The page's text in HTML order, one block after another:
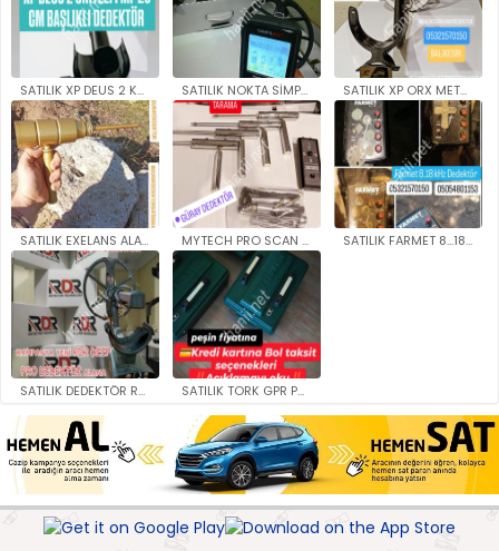
SATILIK XP DEUS 2 KABLOSUZ DED.. SATILIK NOKTA SİMPLEX DEDEKTÖR.. SATILIK XP ORX METAL DEDEKTÖR ..
SATILIK EXELANS ALAN TARAMA Cİ.. MYTECH PRO SCAN ALAN TARAMA ÇE.. SATILIK FARMET 8...18 KHZ VLF ..
SATILIK DEDEKTÖR RDR DEEP PRO .. SATILIK TORK GPR PRO 300 mhz Y..